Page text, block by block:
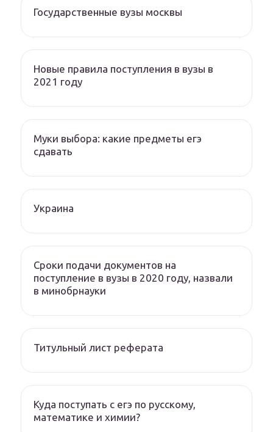
Государственные вузы москвы
Новые правила поступления в вузы в
2021 году
Муки выбора: какие предметы егэ
сдавать
Украина
Сроки подачи документов на
поступление в вузы в 2020 году, назвали
в минобрнауки
Титульный лист реферата
Куда поступать с егэ по русскому,
математике и химии?